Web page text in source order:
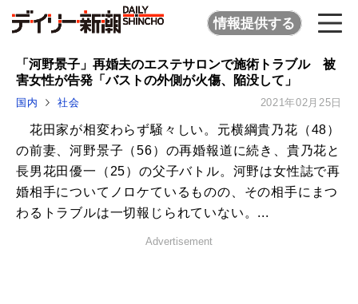
情報提供する
「河野景子」再婚夫のエステサロンで施術トラブル 被
害女性が告発「バストの外側が火傷、陥没して」
国内 社会 2021年02月25日
花田家が相変わらず騒々しい。元横綱貴乃花（48）
の前妻、河野景子（56）の再婚報道に続き、貴乃花と
長男花田優一（25）の父子バトル。河野は女性誌で再
婚相手についてノロケているものの、その相手にまつ
わるトラブルは一切報じられていない。...
Advertisement